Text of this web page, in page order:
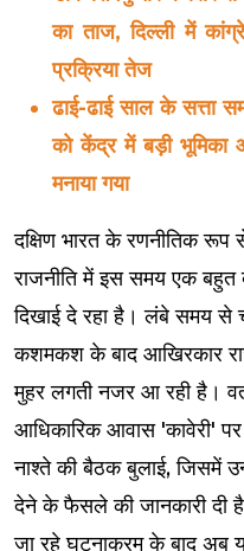
का ताज, दिल्ली में
प्रक्रिया तेज
ढाई-ढाई साल के सत्ता
को केंद्र में बड़ी भूमिका
मनाया गया
दक्षिण भारत के रणनीतिक रूप
राजनीति में इस समय एक
दिखाई दे रहा है। लंबे समय
कशमकश के बाद आखिरकार
मुहर लगती नजर आ रही है।
आधिकारिक आवास 'कावेरी'
नाश्ते की बैठक बुलाई, जिसमें
देने के फैसले की जानकारी दी
जा रहे घटनाक्रम के बाद अब